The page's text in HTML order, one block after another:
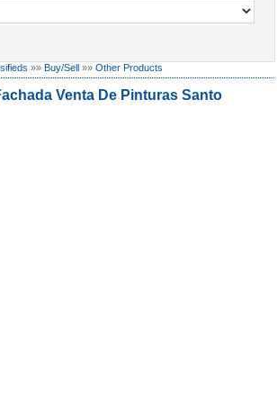
»» Buy/Sell »» Other Products
Venta De Pinturas Santo